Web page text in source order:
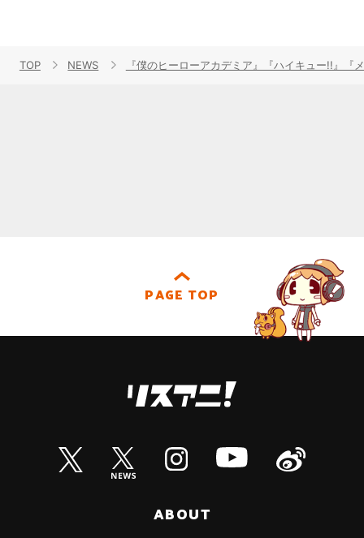
TOP NEWS 『僕のヒーローアカデミア』『ハイキュー!!』
PAGE TOP
ABOUT